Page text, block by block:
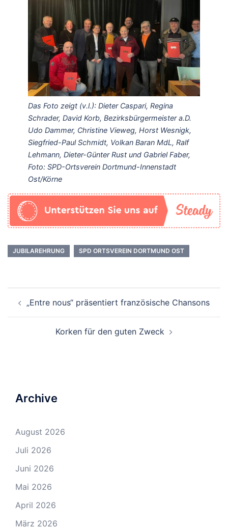
Das Foto zeigt (v.l.): Dieter Caspari, Regina
Schrader, David Korb, Bezirksbürgermeister a.D.
Udo Dammer, Christine Vieweg, Horst Wesnigk,
Siegfried-Paul Schmidt, Volkan Baran MdL, Ralf
Lehmann, Dieter-Günter Rust und Gabriel Faber,
Foto: SPD-Ortsverein Dortmund-Innenstadt
Ost/Körne
JUBILAREHRUNG SPD ORTSVEREIN DORTMUND OST
Navigation
„Entre nous“ präsentiert französische Chansons
Korken für den guten Zweck
Archive
August 2026
Juli 2026
Juni 2026
Mai 2026
April 2026
März 2026